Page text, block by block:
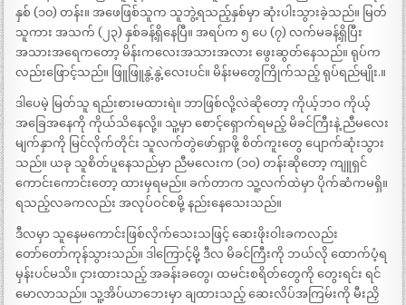
နှစ် (၁၀) တန်း။ အဖေဖြစ်သူက သူဘွဲ့ရသည့်နှစ်မှာ ဆုံးပါးသွားခဲ့သည်။ မြတ်
သူကား အသက် (၂၃) နှစ်ခန့်ရှိနေပြီ။ အရပ်က ၅ ပေ (၇) လက်မခန့်ရှိပြီး
အသားအရေကတော့ မိန်းကလေးအသားအလား ဖွေးဆွတ်နေသည်။ ရုပ်က
လည်းဖြောင့်သည်။ ဖြူဖြူနွဲ့နွဲ့လေးပင်။ မိန်းမတွေကြိုက်သည့် ရုပ်ရည်မျိုး.။
ဒါပေမဲ့ မြတ်သူ ရည်းစားမထားရဲ။ ဘာဖြစ်လို့လဲဆိုတော့ ကိုယ့်ဘဝ ကိုယ့်
အခြေအနေကို ကိုယ်သိနေလို့။ သူ့မှာ စောင့်ရှောက်ရမည့် မိခင်ကြီးနဲ့ ညီမလေး
မျက်နှာကို မြင်လိုက်တိုင်း သူလက်တွဲဖော်ရှာဖို့ စိတ်ကူးတွေ ပျောက်ဆုံးသွား
သည်။ ယခု သူစိတ်ပူနေသည်မှာ ညီမလေးက (၁၀) တန်းဆိုတော့ ကျူရှင်
ကောင်းကောင်းတော့ ထားမှရမည်။ ခက်တာက သူ့လက်ထဲမှာ ပိုက်ဆံကမရှိ။
ရသည့်လခကလည်း အလုပ်ဝင်စမို့ နည်းနေသေးသည်။
ဒီလမှာ သူနေမကောင်းဖြစ်လိုက်သေးသဖြင့် ဆေးဖိုးဝါးခကလည်း
တော်တော်ကုန်သွားသည်။ ဒါကြောင့်မို့ ဒီလ မိခင်ကြီးကို ဘယ်လို ထောက်ပံ့ရ
မှန်းပင်မသိ။ ငှားထားသည့် အခန်းခတွေ၊ ထမင်းစရိတ်တွေကို တွေးရင်း ရင်
မောလာသည်။ သူ့အိပ်ယာဘေးမှာ ချထားသည့် ဆေးလိပ်အကြမ်းကို မီးညှိ